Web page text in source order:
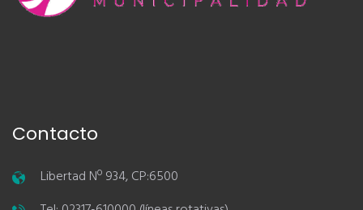
Contacto
Libertad Nº 934, CP:6500